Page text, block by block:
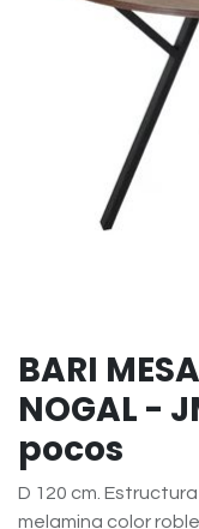
BARI
NOGAL -
pocos
D 120 cm.
melamina color